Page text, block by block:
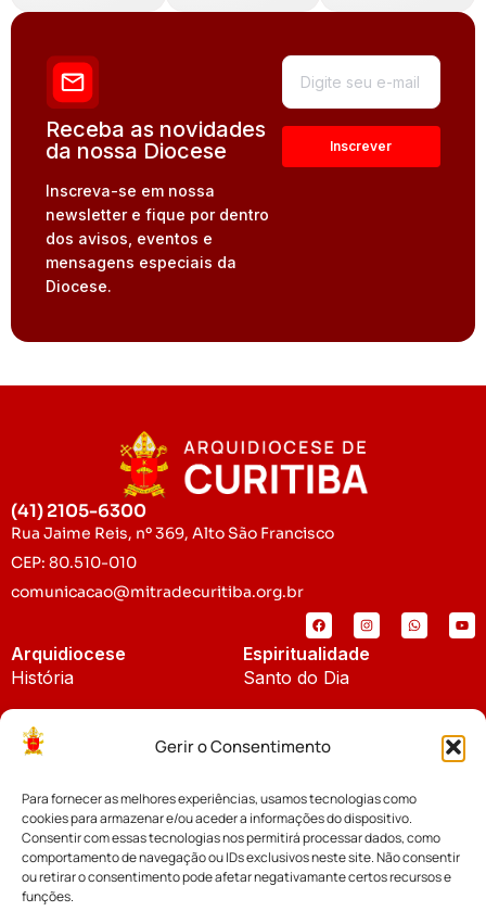
Gerir o Consentimento
Para fornecer as melhores experiências, usamos tecnologias como
cookies para armazenar e/ou aceder a informações do dispositivo.
Consentir com essas tecnologias nos permitirá processar dados, como
comportamento de navegação ou IDs exclusivos neste site. Não consentir
ou retirar o consentimento pode afetar negativamante certos recursos e
funções.
Receba as novidades
da nossa Diocese
Inscreva-se em nossa
newsletter e fique por dentro
dos avisos, eventos e
mensagens especiais da
Diocese.
(41) 2105-6300
Rua Jaime Reis, nº 369, Alto São Francisco
CEP: 80.510-010
comunicacao@mitradecuritiba.org.br
Arquidiocese
História
Padroeira
Espiritualidade
Santo do Dia
Notícias
Notícias da Arquidiocese
Notícias Cáritas
Cúria Diocesana
Fundo Diocesano